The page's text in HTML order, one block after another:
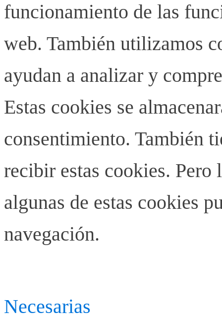
funcionamiento de las
web. También utilizamos
ayudan a analizar y
Estas cookies se
consentimiento. También
recibir estas cookies.
algunas de estas cookies
navegación.
Necesarias